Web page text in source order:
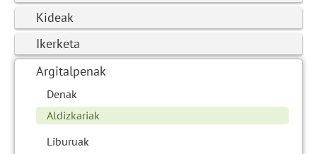
Kideak
Ikerketa
Argitalpenak
Denak
Aldizkariak
Liburuak